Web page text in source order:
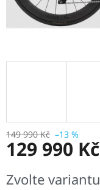
149 990 Kč –13 %
129 990 Kč
cena:
Zvolte variantu